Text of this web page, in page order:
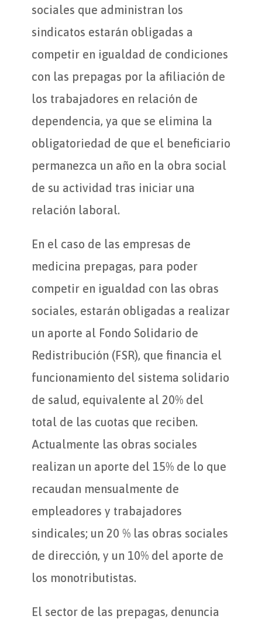
sociales que administran los
sindicatos estarán obligadas a
competir en igualdad de condiciones
con las prepagas por la afiliación de
los trabajadores en relación de
dependencia, ya que se elimina la
obligatoriedad de que el beneficiario
permanezca un año en la obra social
de su actividad tras iniciar una
relación laboral.
En el caso de las empresas de
medicina prepagas, para poder
competir en igualdad con las obras
sociales, estarán obligadas a realizar
un aporte al Fondo Solidario de
Redistribución (FSR), que financia el
funcionamiento del sistema solidario
de salud, equivalente al 20% del
total de las cuotas que reciben.
Actualmente las obras sociales
realizan un aporte del 15% de lo que
recaudan mensualmente de
empleadores y trabajadores
sindicales; un 20 % las obras sociales
de dirección, y un 10% del aporte de
los monotributistas.
El sector de las prepagas, denuncia